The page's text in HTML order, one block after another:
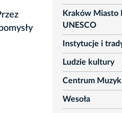
Kraków Miasto
UNESCO
Instytucje i
rozwiń
Ludzie kultury
rozwiń
Centrum
Wesoła
rozwiń